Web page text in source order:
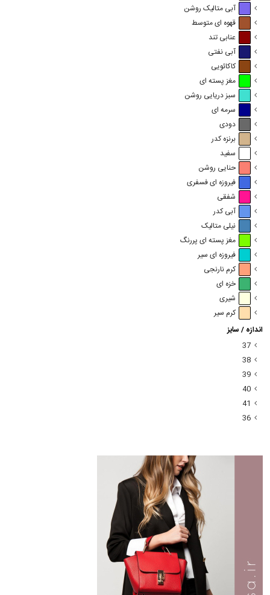
آبی متالیک روشن
قهوه ای متوسط
عنابی تند
آبی نفتی
کاکائویی
مغز پسته ای
سبز دریایی روشن
سرمه ای
دودی
برنزه کدر
سفید
حنایی روشن
فیروزه ای فسفری
شفقی
آبی کدر
نیلی متالیک
مغز پسته ای پررنگ
فیروزه ای سیر
کرم نارنجی
خزه ای
شیری
کرم سیر
اندازه / سایز
37
38
39
40
41
36